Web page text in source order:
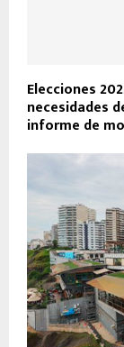
Elecciones
necesidades
informe de